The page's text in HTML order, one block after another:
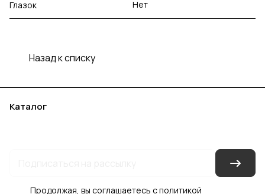
Глазок Нет
Назад к списку
Каталог
Продолжая, вы соглашаетесь сполитикой